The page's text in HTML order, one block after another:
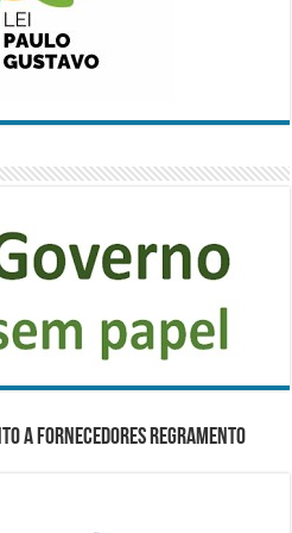
A FORNECEDORES REGRAMENTO